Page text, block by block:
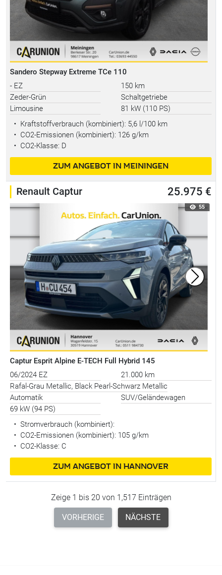
Sandero Stepway Extreme TCe 110
- EZ
150 km
Zeder-Grün
Schaltgetriebe
Limousine
81 kW (110 PS)
•
Kraftstoffverbrauch (kombiniert): 5,6 l/100 km
• CO2-Emissionen (kombiniert): 126 g/km
• CO2-Klasse: D
ZUM ANGEBOT IN MEININGEN
Renault Captur 25.975 €
55
Captur Esprit Alpine E-TECH Full Hybrid 145
06/2024 EZ
21.000 km
Rafal-Grau Metallic, Black Pearl-Schwarz Metallic
Automatik
SUV/Geländewagen
69 kW (94 PS)
• Stromverbrauch (kombiniert):
• CO2-Emissionen (kombiniert): 105 g/km
• CO2-Klasse: C
ZUM ANGEBOT IN HANNOVER
Zeige 1 bis 20 von 1,517 Einträgen
VORHERIGE NÄCHSTE